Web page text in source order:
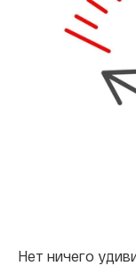
Нет ничего